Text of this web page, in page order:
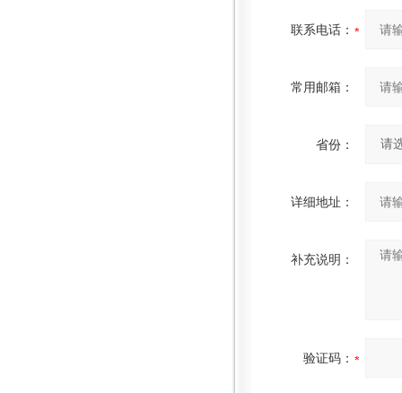
联系电话：
常用邮箱：
省份：
详细地址：
补充说明：
验证码：